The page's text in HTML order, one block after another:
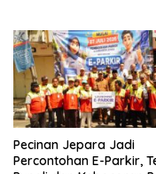
Pecinan Jepara Jadi
Percontohan E-Parkir,